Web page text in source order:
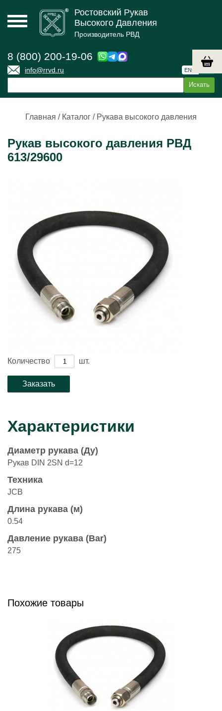
Ростовский Рукав
Высокого Давления
Производитель РВД
8 (800) 200-19-06
info@rrvd.ru ENG
Главная / Каталог / Рукава высокого давления
Рукав высокого давления РВД
613/29600
Количество шт.
Характеристики
Диаметр рукава (Ду)
Рукав DIN 2SN d=12
Техника
JCB
Длина рукава (м)
0.54
Давление рукава (Bar)
275
Похожие товары